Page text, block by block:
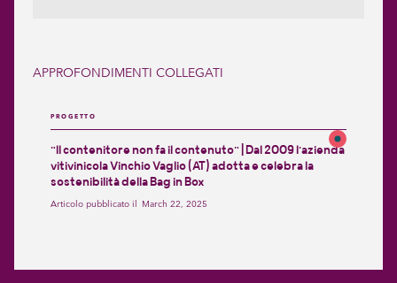
APPROFONDIMENTI COLLEGATI
PROGETTO
"Il contenitore non fa il contenuto" | Dal 2009 l'azienda
vitivinicola Vinchio Vaglio (AT) adotta e celebra la
sostenibilità della Bag in Box
Articolo pubblicato il March 22, 2025